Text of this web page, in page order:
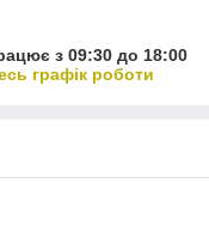
з 09:30 до 18:00
графік роботи